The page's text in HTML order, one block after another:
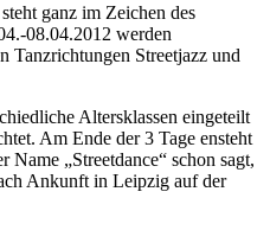
ganz im Zeichen des
08.04.2012 werden
Tanzrichtungen Streetjazz und
Altersklassen eingeteilt
Am Ende der 3 Tage ensteht
„Streetdance“ schon sagt,
Ankunft in Leipzig auf der